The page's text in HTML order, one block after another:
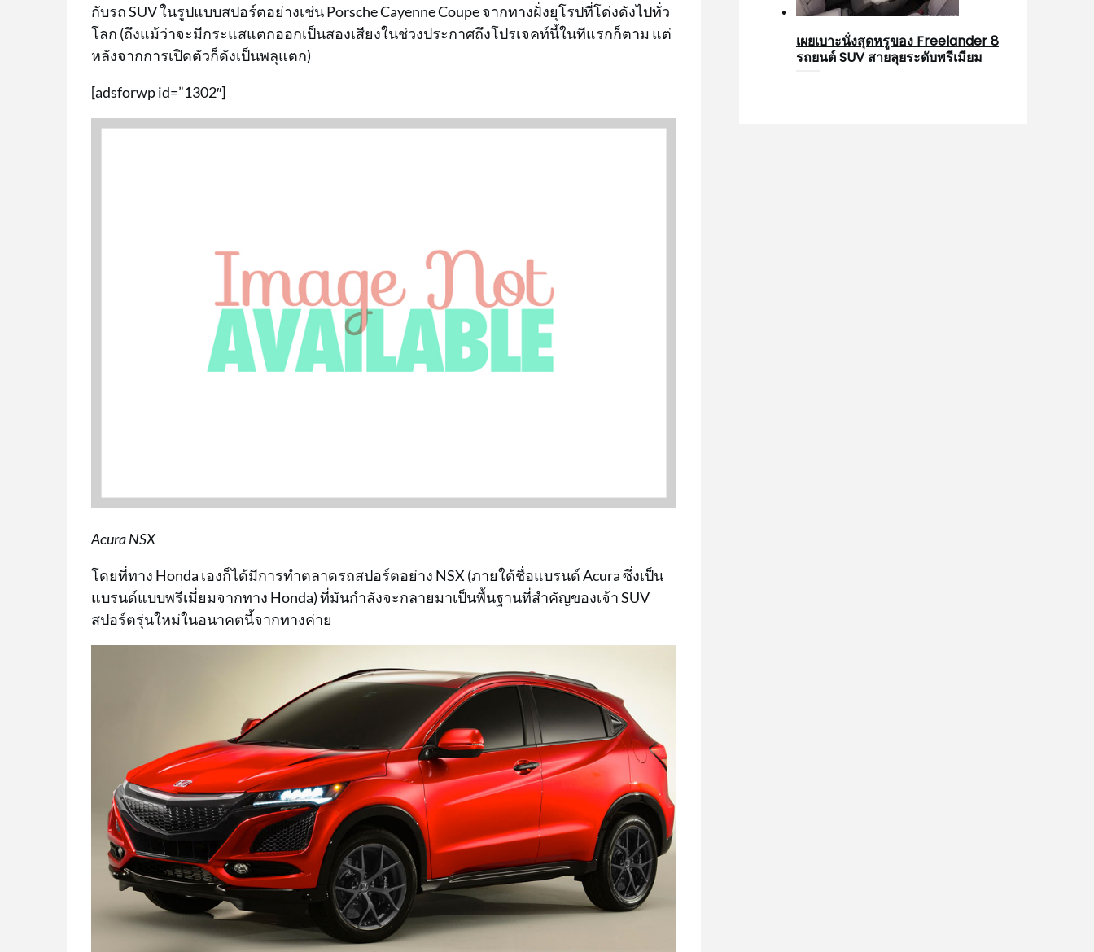
กับรถ SUV ในรูปแบบสปอร์ตอย่างเช่น Porsche Cayenne Coupe จากทางฝั่งยุโรปที่โด่งดังไปทั่ว
โลก (ถึงแม้ว่าจะมีกระแสแตกออกเป็นสองเสียงในช่วงประกาศถึงโปรเจคท์นี้ในทีแรกก็ตาม แต่
หลังจากการเปิดตัวก็ดังเป็นพลุแตก)
[adsforwp id=”1302″]
Acura NSX
โดยที่ทาง Honda เองก็ได้มีการทำตลาดรถสปอร์ตอย่าง NSX (ภายใต้ชื่อแบรนด์ Acura ซึ่งเป็น
แบรนด์แบบพรีเมี่ยมจากทาง Honda) ที่มันกำลังจะกลายมาเป็นพื้นฐานที่สำคัญของเจ้า SUV
สปอร์ตรุ่นใหม่ในอนาคตนี้จากทางค่าย
เผยเบาะนั่งสุดหรูของ Freelander 8
รถยนต์ SUV สายลุยระดับพรีเมียม